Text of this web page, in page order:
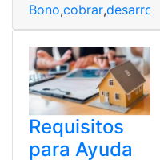
Bono,cobrar,desarrollo
Requisitos
para Ayuda